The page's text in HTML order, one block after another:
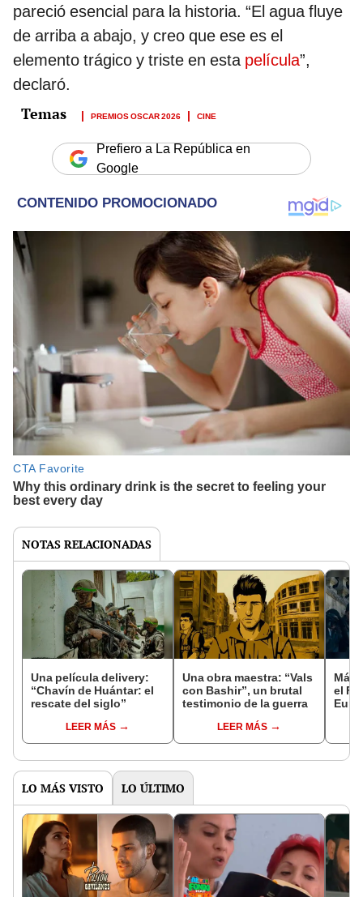
pareció esencial para la historia. “El agua fluye
de arriba a abajo, y creo que ese es el
elemento trágico y triste en esta película”,
declaró.
PREMIOS OSCAR 2026 CINE
Prefiero a La República en
Google
NOTAS RELACIONADAS
Una película delivery:
“Chavín de Huántar: el
rescate del siglo”
LEER MÁS
Una obra maestra: “Vals
con Bashir”, un brutal
testimonio de la guerra
LEER MÁS
Más
el
LO MÁS VISTO LO ÚLTIMO